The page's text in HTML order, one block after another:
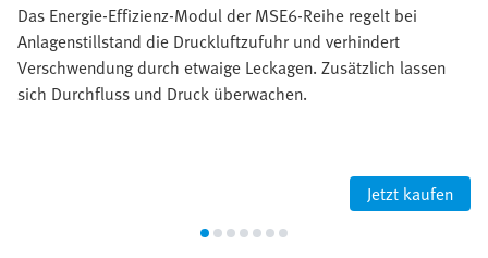
Das Energie-Effizienz-Modul der MSE6-Reihe regelt bei
Anlagenstillstand die Druckluftzufuhr und verhindert
Verschwendung durch etwaige Leckagen. Zusätzlich lassen
sich Durchfluss und Druck überwachen.
Jetzt kaufen